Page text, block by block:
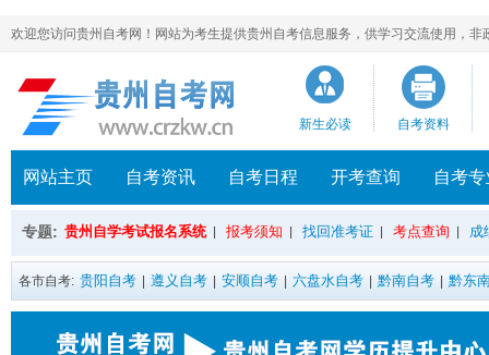
欢迎您访问贵州自考网！网站为考生提供贵州自考信息服务，供学习交流使用，
新生必读 自考资料
网站主页 自考资讯 自考日程 开考查询 自考
专题: 贵州自学考试报名系统 报考须知 找回准考证 考点查询 成
各市自考: 贵阳自考 遵义自考 安顺自考 六盘水自考 黔南自考 黔东